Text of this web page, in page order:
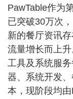
PawTable作为
已突破30万次
新的餐厅资讯
流量增长而上
工具及系统服
器、系统开发
本，现阶段均由